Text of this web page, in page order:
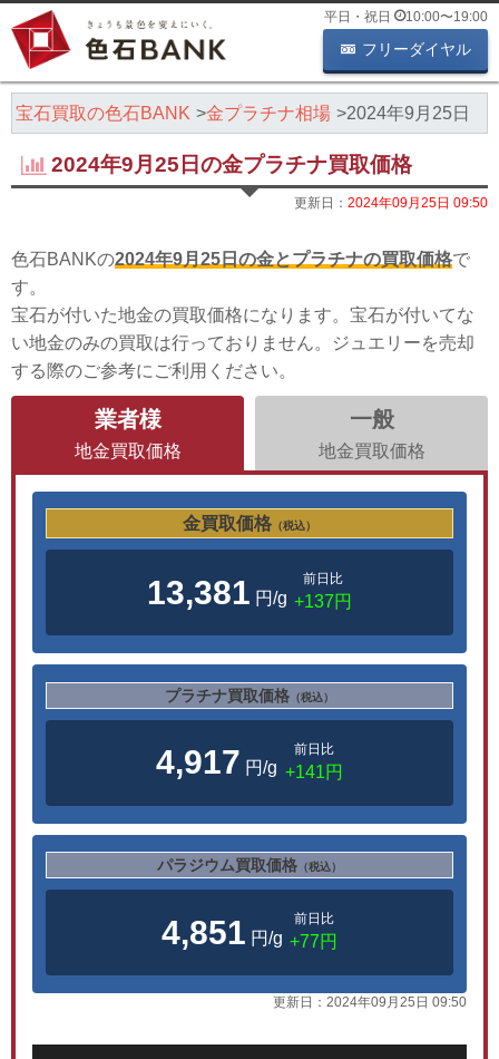
平日・祝日 10:00〜19:00
フリーダイヤル
宝石買取の色石BANK 金プラチナ相場 2024年9月25日
2024年9月25日の金プラチナ買取価格
更新日： 2024年09月25日 09:50
色石BANKの2024年9月25日の金とプラチナの買取価格で
す。
宝石が付いた地金の買取価格になります。宝石が付いてな
い地金のみの買取は行っておりません。ジュエリーを売却
する際のご参考にご利用ください。
業者様
地金買取価格
一般
地金買取価格
金買取価格 （税込）
13,381 円/g
前日比
+137円
プラチナ買取価格 （税込）
4,917 円/g
前日比
+141円
パラジウム買取価格 （税込）
4,851 円/g
前日比
+77円
更新日： 2024年09月25日 09:50